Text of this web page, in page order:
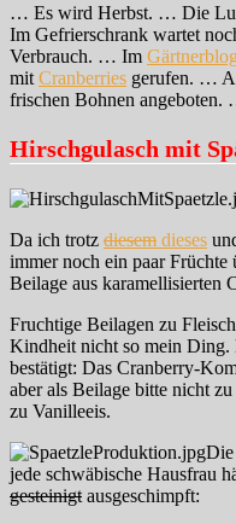
… Es wird Herbst. … Die
Im Gefrierschrank wartet
Verbrauch. … Im Gärtnerblog
mit Cranberries gerufen. …
frischen Bohnen
Hirschgulasch mit
Da ich trotz diesem dieses
immer noch ein paar
Beilage aus karamellisierten
Fruchtige Beilagen zu
Kindheit nicht so mein Ding.
bestätigt: Das Cranberry-
aber als Beilage bitte nicht
zu Vanilleeis.
Die
jede schwäbische Hausfrau
gesteinigt ausgeschimpft: